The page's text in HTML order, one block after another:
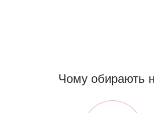
Чому обирають